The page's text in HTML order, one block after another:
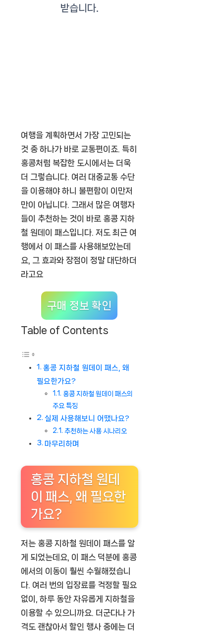
여행을 계획하면서 가장 고민되는
것 중 하나가 바로 교통편이죠. 특히
홍콩처럼 복잡한 도시에서는 더욱
더 그렇습니다. 여러 대중교통 수단
을 이용해야 하니 불편함이 이만저
만이 아닙니다. 그래서 많은 여행자
들이 추천하는 것이 바로 홍콩 지하
철 원데이 패스입니다. 저도 최근 여
행에서 이 패스를 사용해보았는데
요, 그 효과와 장점이 정말 대단하더
라고요
구매 정보 확인
Table of Contents
홍콩 지하철 원데이 패스, 왜
필요한가요?
홍콩 지하철 원데이 패스의
주요 특징
실제 사용해보니 어땠나요?
추천하는 사용 시나리오
마무리하며
홍콩 지하철 원데
이 패스, 왜 필요한
가요?
저는 홍콩 지하철 원데이 패스를 알
게 되었는데요, 이 패스 덕분에 홍콩
에서의 이동이 훨씬 수월해졌습니
다. 여러 번의 입장료를 걱정할 필요
없이, 하루 동안 자유롭게 지하철을
이용할 수 있으니까요. 더군다나 가
격도 괜찮아서 할인 행사 중에는 더